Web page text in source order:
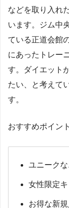
などを取り入れ
います。ジム中
ている正道会館
にあったトレー
す。ダイエット
たい、と考えて
す。
おすすめポイント
ユニーク
女性限定
お得な新